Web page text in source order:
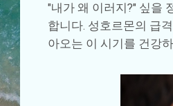
"내가 왜 이러지?" 싶을
합니다. 성호르몬의 급
아오는 이 시기를 건강